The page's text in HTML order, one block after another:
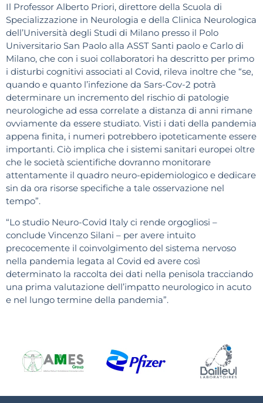
Il Professor Alberto Priori, direttore della Scuola di
Specializzazione in Neurologia e della Clinica Neurologica
dell’Università degli Studi di Milano presso il Polo
Universitario San Paolo alla ASST Santi paolo e Carlo di
Milano, che con i suoi collaboratori ha descritto per primo
i disturbi cognitivi associati al Covid, rileva inoltre che “se,
quando e quanto l’infezione da Sars-Cov-2 potrà
determinare un incremento del rischio di patologie
neurologiche ad essa correlate a distanza di anni rimane
ovviamente da essere studiato. Visti i dati della pandemia
appena finita, i numeri potrebbero ipoteticamente essere
importanti. Ciò implica che i sistemi sanitari europei oltre
che le società scientifiche dovranno monitorare
attentamente il quadro neuro-epidemiologico e dedicare
sin da ora risorse specifiche a tale osservazione nel
tempo”.
“Lo studio Neuro-Covid Italy ci rende orgogliosi –
conclude Vincenzo Silani – per avere intuito
precocemente il coinvolgimento del sistema nervoso
nella pandemia legata al Covid ed avere così
determinato la raccolta dei dati nella penisola tracciando
una prima valutazione dell’impatto neurologico in acuto
e nel lungo termine della pandemia”.